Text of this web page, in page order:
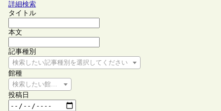
詳細検索
タイトル
本文
記事種別
検索したい記事種別を選択してください
館種
検索したい館種を選択してください
投稿日